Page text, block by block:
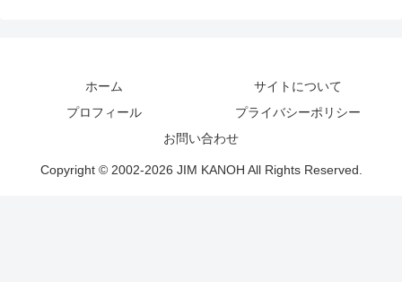
ホーム
サイトについて
プロフィール
プライバシーポリシー
お問い合わせ
Copyright © 2002-2026 JIM KANOH All Rights Reserved.